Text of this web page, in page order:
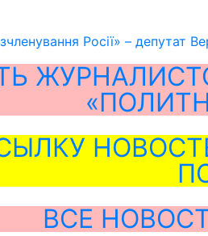
Росії» – депутат
ВСЕ